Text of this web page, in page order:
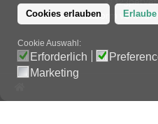
Cookies erlauben
Cookie Auswahl:
Erforderlich
Marketing
eine Plattform von/für